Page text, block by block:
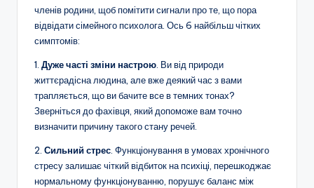
членів родини, щоб помітити сигнали про те, що пора
відвідати сімейного психолога. Ось 6 найбільш чітких
симптомів:
1. Дуже часті зміни настрою. Ви від природи
життєрадісна людина, але вже деякий час з вами
трапляється, що ви бачите все в темних тонах?
Зверніться до фахівця, який допоможе вам точно
визначити причину такого стану речей.
2. Сильний стрес. Функціонування в умовах хронічного
стресу залишає чіткий відбиток на психіці, перешкоджає
нормальному функціонуванню, порушує баланс між